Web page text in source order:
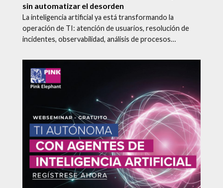
sin automatizar el desorden
La inteligencia artificial ya está transformando la
operación de TI: atención de usuarios, resolución de
incidentes, observabilidad, análisis de procesos…